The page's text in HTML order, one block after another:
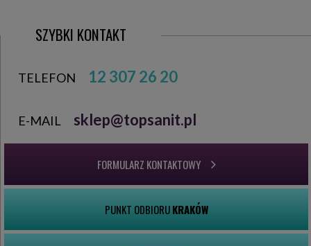
SZYBKI KONTAKT
TELEFON 12 307 26 20
E-MAIL sklep@topsanit.pl
FORMULARZ KONTAKTOWY
PUNKT ODBIORUKRAKÓW